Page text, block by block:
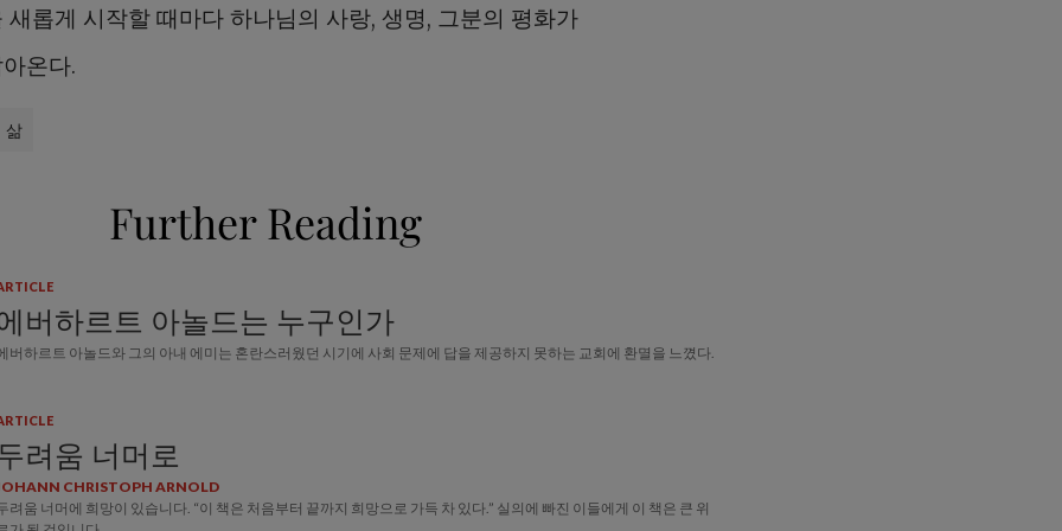
새롭게 시작할 때마다 하나님의 사랑, 생명, 그분의 평화가
온다.
삶
Further Reading
버하르트 아놀드는 누구인가
버하르트 아놀드와 그의 아내 에미는 혼란스러웠던 시기에 사회 문제에 답을 제공하지 못하는 교회에 환멸을 느꼈다.
려움 너머로
CHRISTOPH ARNOLD
려움 너머에 희망이 있습니다. “이 책은 처음부터 끝까지 희망으로 가득 차 있다.” 실의에 빠진 이들에게 이 책은 큰 위